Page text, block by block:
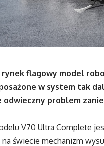
rynek flagowy model
w system tak
problem
V70 Ultra Complete
świecie mechanizm